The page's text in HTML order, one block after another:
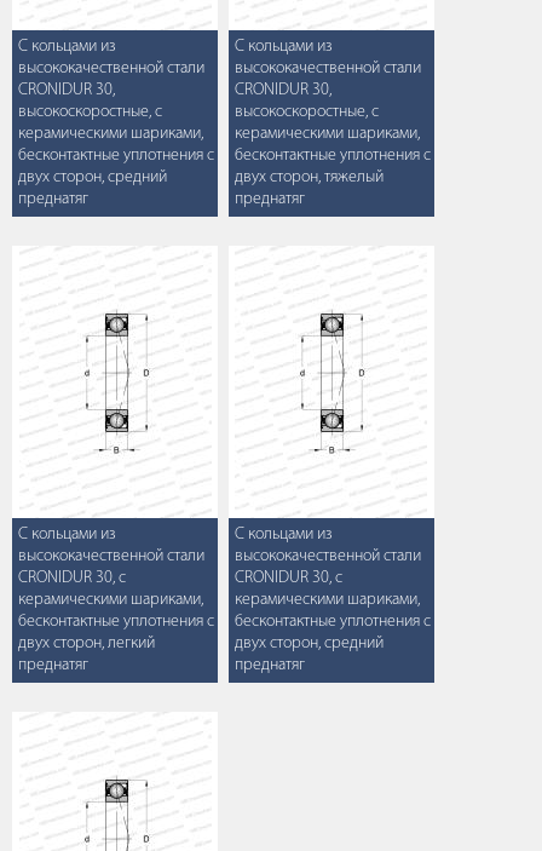
С кольцами из
высококачественной стали
CRONIDUR 30,
высокоскоростные, с
керамическими шариками,
бесконтактные уплотнения с
двух сторон, средний
преднатяг
С кольцами из
высококачественной стали
CRONIDUR 30,
высокоскоростные, с
керамическими шариками,
бесконтактные уплотнения с
двух сторон, тяжелый
преднатяг
С кольцами из
высококачественной стали
CRONIDUR 30, с
керамическими шариками,
бесконтактные уплотнения с
двух сторон, легкий
преднатяг
С кольцами из
высококачественной стали
CRONIDUR 30, с
керамическими шариками,
бесконтактные уплотнения с
двух сторон, средний
преднатяг